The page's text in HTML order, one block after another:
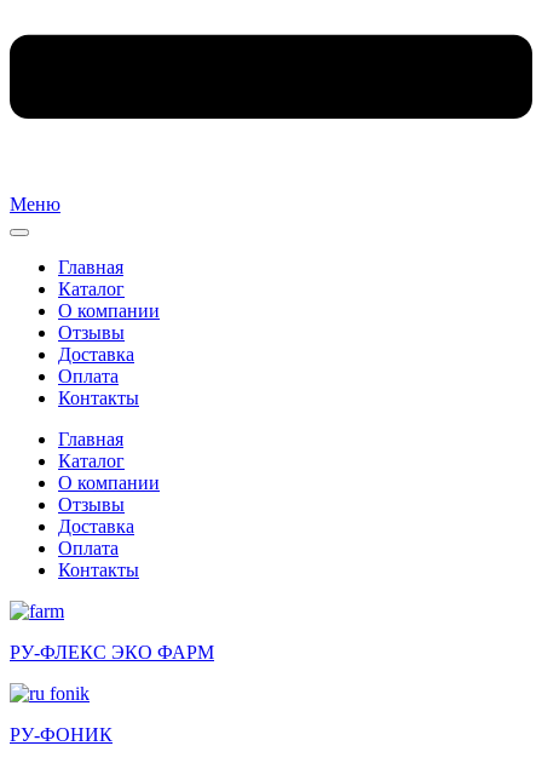
Меню
Главная
Каталог
О компании
Отзывы
Доставка
Оплата
Контакты
Главная
Каталог
О компании
Отзывы
Доставка
Оплата
Контакты
РУ-ФЛЕКС ЭКО ФАРМ
РУ-ФОНИК